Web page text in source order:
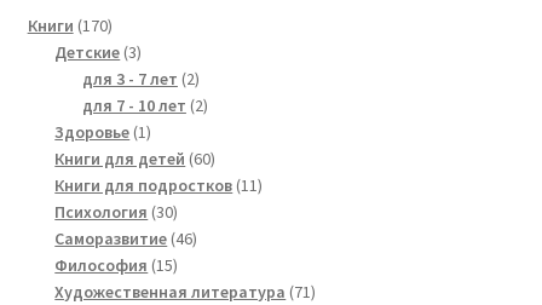
Книги 170170
products
Детские 33
products
для 3 - 7 лет 22
products
для 7 - 10 лет 22
Здоровье 11
product
Книги для детей 6060
products
Книги для подростков 1111
Психология 3030
products
Саморазвитие 4646
Философия 1515
products
Художественная литература 7171